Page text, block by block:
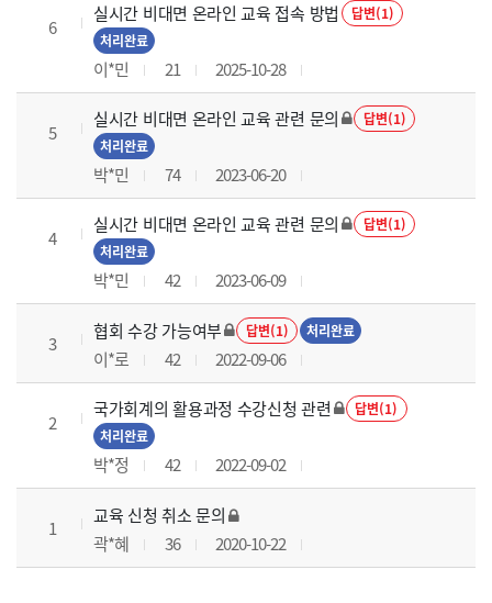
6
실시간 비대면 온라인 교육 접속 방법
답변(1)
처리완료
이*민 21 2025-10-28
5
실시간 비대면 온라인 교육 관련 문의
답변(1)
처리완료
박*민 74 2023-06-20
4
실시간 비대면 온라인 교육 관련 문의
답변(1)
처리완료
박*민 42 2023-06-09
3
협회 수강 가능여부 답변(1) 처리완료
이*로 42 2022-09-06
2
국가회계의 활용과정 수강신청 관련
답변(1)
처리완료
박*정 42 2022-09-02
1
교육 신청 취소 문의
곽*혜
36 2020-10-22